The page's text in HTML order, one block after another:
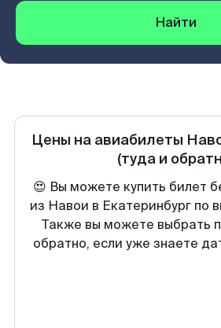
Найти
Цены на авиабилеты
(туда и
😍 Вы можете купить билет
из Навои в Екатеринбург по
Также вы можете выбрать
обратно, если уже знаете